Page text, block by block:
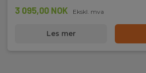
3 095,00 NOK Ekskl. mva
Les mer